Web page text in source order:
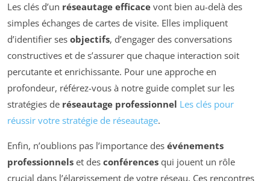
Les clés d’un réseautage efficace vont bien au-delà des
simples échanges de cartes de visite. Elles impliquent
d’identifier ses objectifs, d’engager des conversations
constructives et de s’assurer que chaque interaction soit
percutante et enrichissante. Pour une approche en
profondeur, référez-vous à notre guide complet sur les
stratégies de réseautage professionnel Les clés pour
réussir votre stratégie de réseautage.
Enfin, n’oublions pas l’importance des événements
professionnels et des conférences qui jouent un rôle
crucial dans l’élargissement de votre réseau. Ces rencontres